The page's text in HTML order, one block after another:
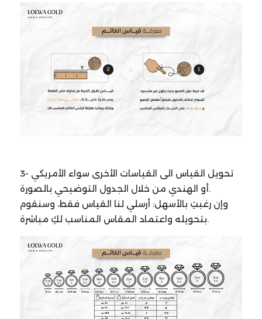
3- تحويل القياس الى القياسات الأخرى سواء الأمريكي
أو الهندي من خلال الجدول التوضيحي بالصورة.
وإن رغبتِ بالأسهل: أرسلي لنا القياس فقط، وسنقوم
بتحويله واعتماد المقاس المناسب لكِ مباشرة.